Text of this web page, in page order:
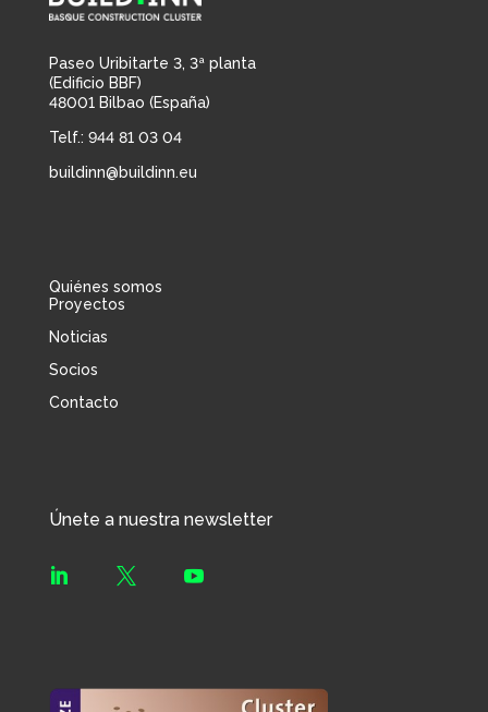
Paseo Uribitarte 3, 3ª planta
(Edificio BBF)
48001 Bilbao (España)
Telf.: 944 81 03 04
buildinn@buildinn.eu
Quiénes somos
Proyectos
Noticias
Socios
Contacto
Únete a nuestra newsletter
  